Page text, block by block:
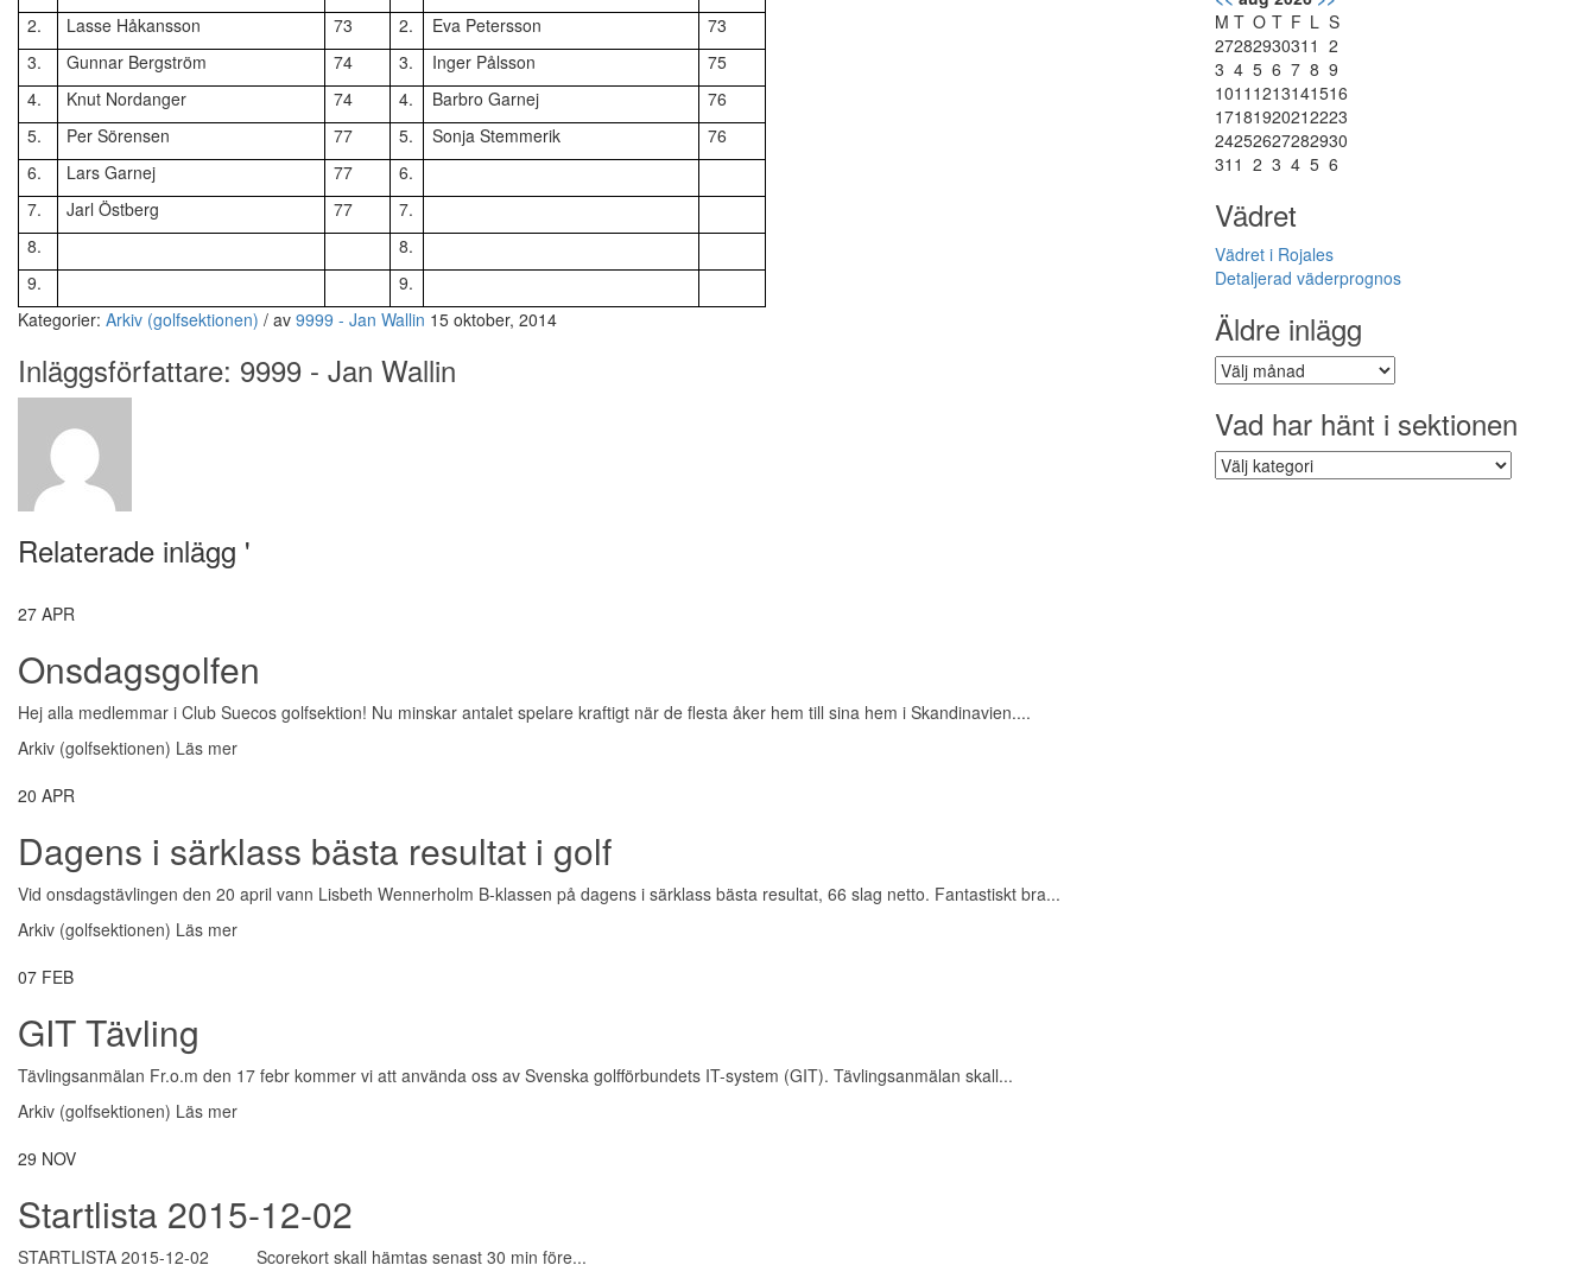
2.
Lasse Håkansson 73 2. Eva Petersson
73
3.
Gunnar Bergström 74 3. Inger Pålsson
75
4.
Knut Nordanger 74 4. Barbro Garnej
76
5.
Per Sörensen 77 5. Sonja Stemmerik
76
6.
Lars Garnej 77
6.
7.
Jarl Östberg 77
7.
8.
8.
9.
9.
Kategorier: Arkiv (golfsektionen) / av 9999 - Jan Wallin 15 oktober, 2014
Inläggsförfattare: 9999 - Jan Wallin
Relaterade inlägg '
27 APR
Onsdagsgolfen
Hej alla medlemmar i Club Suecos golfsektion! Nu minskar antalet spelare kraftigt när de flesta åker hem till sina hem i Skandinavien....
Arkiv (golfsektionen) Läs mer
20 APR
Dagens i särklass bästa resultat i golf
Vid onsdagstävlingen den 20 april vann Lisbeth Wennerholm B-klassen på dagens i särklass bästa resultat, 66 slag netto. Fantastiskt bra...
Arkiv (golfsektionen) Läs mer
07 FEB
GIT Tävling
Tävlingsanmälan Fr.o.m den 17 febr kommer vi att använda oss av Svenska golfförbundets IT-system (GIT). Tävlingsanmälan skall...
Arkiv (golfsektionen) Läs mer
29 NOV
Startlista 2015-12-02
STARTLISTA 2015-12-02 Scorekort skall hämtas senast 30 min före...
M T O T F L S
2728293031 1 2
3 4 5 6 7 8 9
1011 1213141516
17181920212223
24252627282930
31 1 2 3 4 5 6
Vädret
Vädret i Rojales
Detaljerad väderprognos
Äldre inlägg
Äldre
inlägg
Vad har hänt i sektionen
Vad
har